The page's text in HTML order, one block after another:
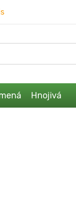
Hnojivá